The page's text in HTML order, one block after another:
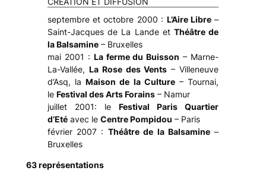
septembre et octobre 2000 : L’Aire Libre–
Saint-Jacques de La Lande etThéâtre de
la Balsamine– Bruxelles
mai 2001 : La ferme du Buisson – Marne-
La-Vallée, La Rose des Vents – Villeneuve
d’Asq, laMaison de la Culture– Tournai,
le Festival des Arts Forains– Namur
juillet 2001: leFestival Paris Quartier
d’Etéavec le Centre Pompidou – Paris
février 2007 : Théâtre de la Balsamine–
Bruxelles
63 représentations